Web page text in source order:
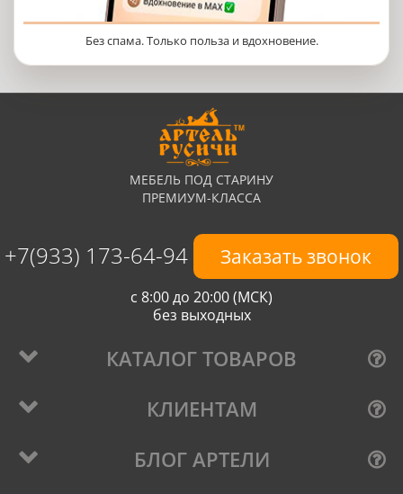
Без спама. Только польза и вдохновение.
МЕБЕЛЬ ПОД СТАРИНУ
ПРЕМИУМ-КЛАССА
+7(933) 173-64-94 Заказать звонок
с 8:00 до 20:00 (МСК)
без выходных
КАТАЛОГ ТОВАРОВ
КЛИЕНТАМ
БЛОГ АРТЕЛИ